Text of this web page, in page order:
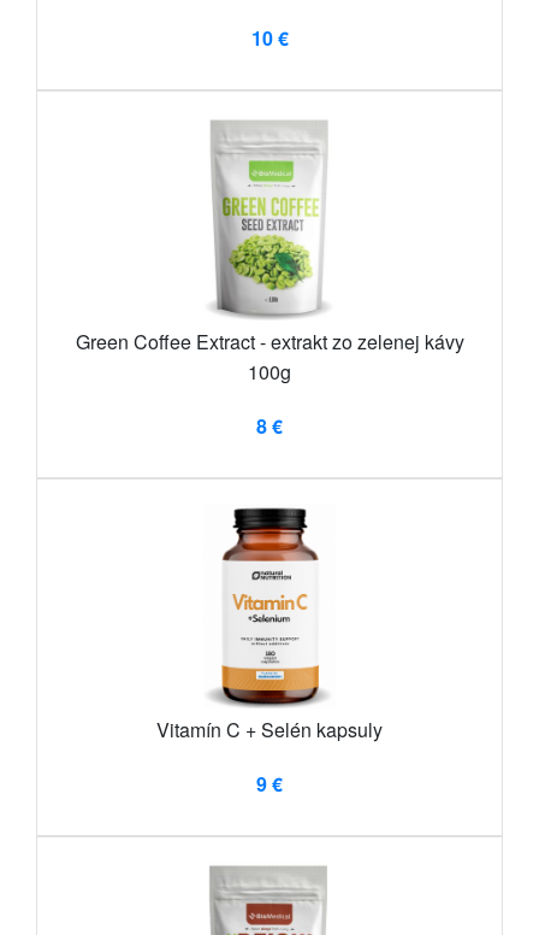
10 €
Green Coffee Extract - extrakt zo zelenej kávy
100g
8 €
Vitamín C + Selén kapsuly
9 €